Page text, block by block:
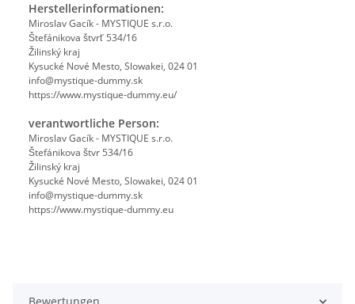
Herstellerinformationen:
Miroslav Gacík - MYSTIQUE s.r.o.
Štefánikova štvrť 534/16
Žilinský kraj
Kysucké Nové Mesto, Slowakei, 024 01
info@mystique-dummy.sk
https://www.mystique-dummy.eu/
verantwortliche Person:
Miroslav Gacík - MYSTIQUE s.r.o.
Štefánikova štvr 534/16
Žilinský kraj
Kysucké Nové Mesto, Slowakei, 024 01
info@mystique-dummy.sk
https://www.mystique-dummy.eu